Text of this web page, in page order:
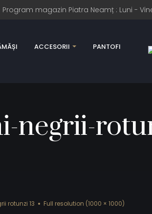
Program magazin Piatra Neamț : Luni -
ACCESORII
PANTOFI
negrii-
rotunzi 13 Full resolution (1000 × 1000)